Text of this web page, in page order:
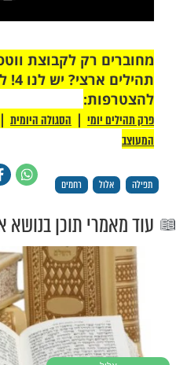
רק לקבוצת ווטסאפ
תהילים ארצי?